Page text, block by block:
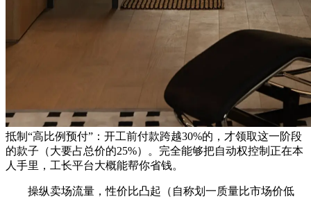
抵制“高比例预付”：开工前付款跨越30%的，才领取这一阶段
的款子（大要占总价的25%）。完全能够把自动权控制正在本
人手里，工长平台大概能帮你省钱。
操纵卖场流量，性价比凸起（自称划一质量比市场价低